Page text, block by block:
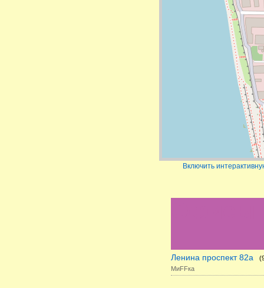
Включить
Ленина проспект 82а
МиFFка